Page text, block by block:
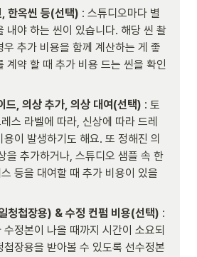
한옥씬 등(선택) : 스튜디오마다 별
내야 하는 씬이 있습니다. 해당 씬 촬
우 추가 비용을 함께 계산하는 게 좋
계약 할 때 추가 비용 드는 씬을 확인
드, 의상 추가, 의상 대여(선택) : 토
스 라벨에 따라, 신상에 따라 드레
이 발생하기도 해요. 또 정해진 의
을 추가하거나, 스튜디오 샘플 속 한
등을 대여할 때 추가 비용이 있을
청첩장용) & 수정 컨펌 비용(선택) :
정본이 나올 때까지 시간이 소요되
첩장용을 받아볼 수 있도록 선수정본